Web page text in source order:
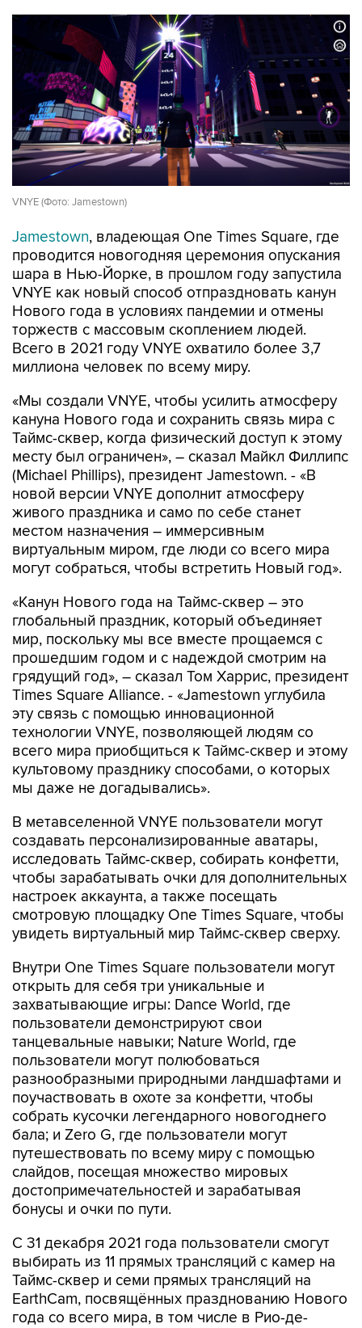
VNYE (Фото: Jamestown)
Jamestown, владеющая One Times Square, где
проводится новогодняя церемония опускания
шара в Нью-Йорке, в прошлом году запустила
VNYE как новый способ отпраздновать канун
Нового года в условиях пандемии и отмены
торжеств с массовым скоплением людей.
Всего в 2021 году VNYE охватило более 3,7
миллиона человек по всему миру.
«Мы создали VNYE, чтобы усилить атмосферу
кануна Нового года и сохранить связь мира с
Таймс-сквер, когда физический доступ к этому
месту был ограничен», – сказал Майкл Филлипс
(Michael Phillips), президент Jamestown. - «В
новой версии VNYE дополнит атмосферу
живого праздника и само по себе станет
местом назначения – иммерсивным
виртуальным миром, где люди со всего мира
могут собраться, чтобы встретить Новый год».
«Канун Нового года на Таймс-сквер – это
глобальный праздник, который объединяет
мир, поскольку мы все вместе прощаемся с
прошедшим годом и с надеждой смотрим на
грядущий год», – сказал Том Харрис, президент
Times Square Alliance. - «Jamestown углубила
эту связь с помощью инновационной
технологии VNYE, позволяющей людям со
всего мира приобщиться к Таймс-сквер и этому
культовому празднику способами, о которых
мы даже не догадывались».
В метавселенной VNYE пользователи могут
создавать персонализированные аватары,
исследовать Таймс-сквер, собирать конфетти,
чтобы зарабатывать очки для дополнительных
настроек аккаунта, а также посещать
смотровую площадку One Times Square, чтобы
увидеть виртуальный мир Таймс-сквер сверху.
Внутри One Times Square пользователи могут
открыть для себя три уникальные и
захватывающие игры: Dance World, где
пользователи демонстрируют свои
танцевальные навыки; Nature World, где
пользователи могут полюбоваться
разнообразными природными ландшафтами и
поучаствовать в охоте за конфетти, чтобы
собрать кусочки легендарного новогоднего
бала; и Zero G, где пользователи могут
путешествовать по всему миру с помощью
слайдов, посещая множество мировых
достопримечательностей и зарабатывая
бонусы и очки по пути.
С 31 декабря 2021 года пользователи смогут
выбирать из 11 прямых трансляций с камер на
Таймс-сквер и семи прямых трансляций на
EarthCam, посвящённых празднованию Нового
года со всего мира, в том числе в Рио-де-